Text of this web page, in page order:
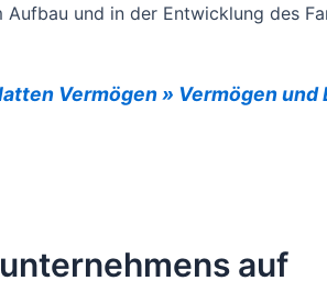
und in der Entwicklung des
Vermögen » Vermögen und
auf